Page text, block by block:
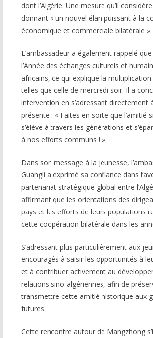
dont l’Algérie. Une mesure qu’il
donnant « un nouvel élan puissant à la
économique et commerciale bilatérale ».
L’ambassadeur a également rappelé
l’Année des échanges culturels et
africains, ce qui explique la multiplication
telles que celle de mercredi soir. Il a
intervention en s’adressant directement
présente : « Faites en sorte que l’amitié
s’élève à travers les générations et
à nos efforts communs ! »
Dans son message à la jeunesse,
Guangli a exprimé sa confiance dans
partenariat stratégique global entre
affirmant que les orientations des
pays et les efforts de leurs populations
cette coopération bilatérale dans les
S’adressant plus particulièrement aux
encouragés à saisir les opportunités à
et à contribuer activement au
relations sino-algériennes, afin de
transmettre cette amitié historique aux
futures.
Cette rencontre autour de Mangzhong